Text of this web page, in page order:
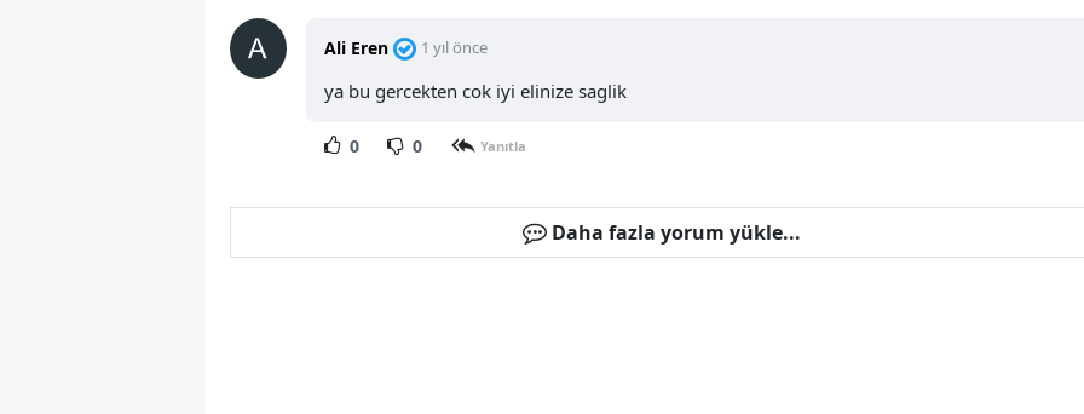
Ali Eren 1 yıl önce
ya bu gercekten cok iyi elinize saglik
0 0 Yanıtla
Daha fazla yorum yükle...